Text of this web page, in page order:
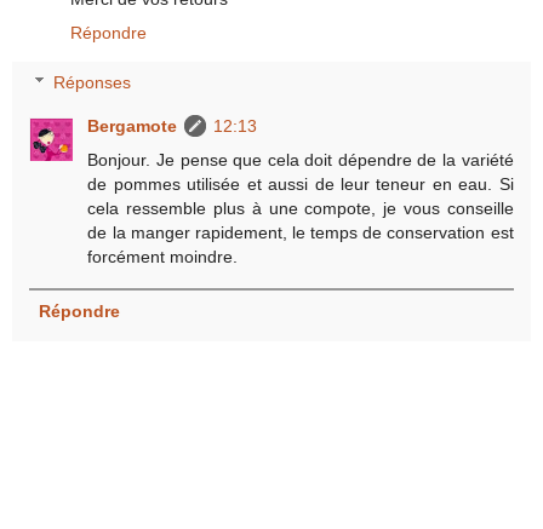
Répondre
Réponses
Bergamote
12:13
Bonjour. Je pense que cela doit dépendre de la variété
de pommes utilisée et aussi de leur teneur en eau. Si
cela ressemble plus à une compote, je vous conseille
de la manger rapidement, le temps de conservation est
forcément moindre.
Répondre